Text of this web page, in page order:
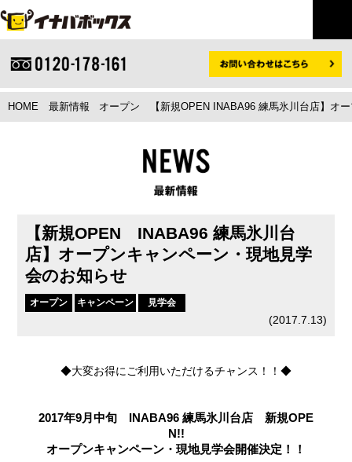
HOME 最新情報 オープン 【新規OPEN INABA96 練馬氷川台店】オ
【新規OPEN INABA96 練馬氷川台
店】オープンキャンペーン・現地見学
会のお知らせ
オープン キャンペーン 見学会
(2017.7.13)
◆大変お得にご利用いただけるチャンス！！◆
2017年9月中旬 INABA96 練馬氷川台店 新規OPE
N!!
オープンキャンペーン・現地見学会開催決定！！